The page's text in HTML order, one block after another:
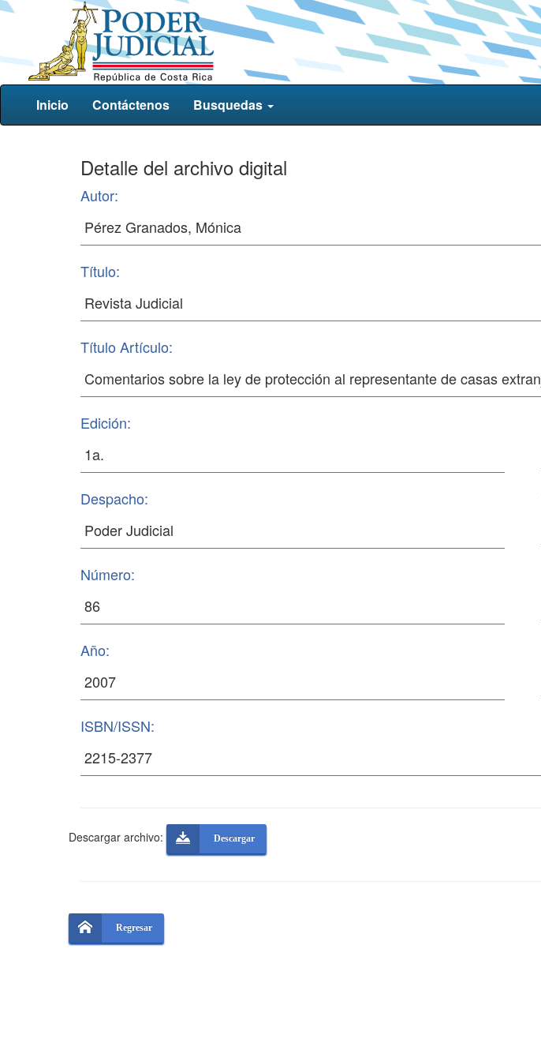
Inicio Contáctenos Busquedas
Detalle del archivo digital
Autor:
Título:
Título Artículo:
Edición:
Despacho:
Número:
Año:
ISBN/ISSN:
Descargar archivo: Descargar
Regresar